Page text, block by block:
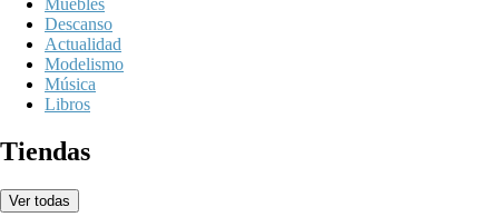
Descanso
Actualidad
Modelismo
Música
Libros
Tiendas
Ver todas